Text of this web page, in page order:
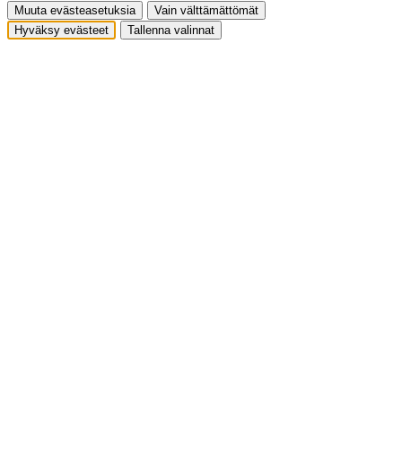
Muuta evästeasetuksia
Vain välttämättömät
Hyväksy evästeet
Tallenna valinnat